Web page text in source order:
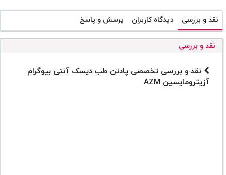
نقد و بررسی دیدگاه کاربران پرسش و پاسخ
نقد و بررسی
نقد و بررسی تخصصی پادتن طب دیسک آنتی بیوگرام
آزیترومایسین AZM